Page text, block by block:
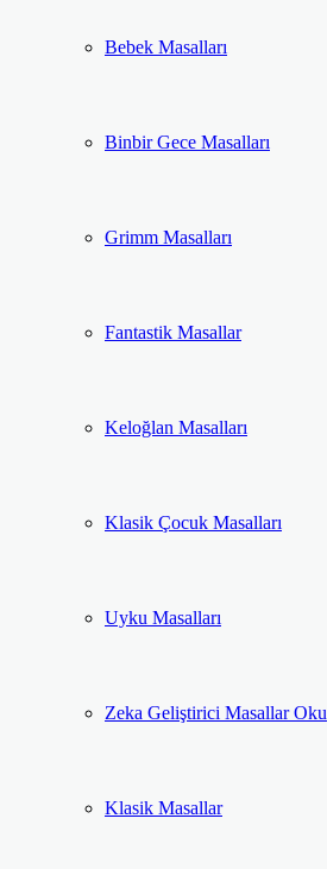
Bebek Masalları
Binbir Gece Masalları
Grimm Masalları
Fantastik Masallar
Keloğlan Masalları
Klasik Çocuk Masalları
Uyku Masalları
Zeka Geliştirici Masallar Oku
Klasik Masallar